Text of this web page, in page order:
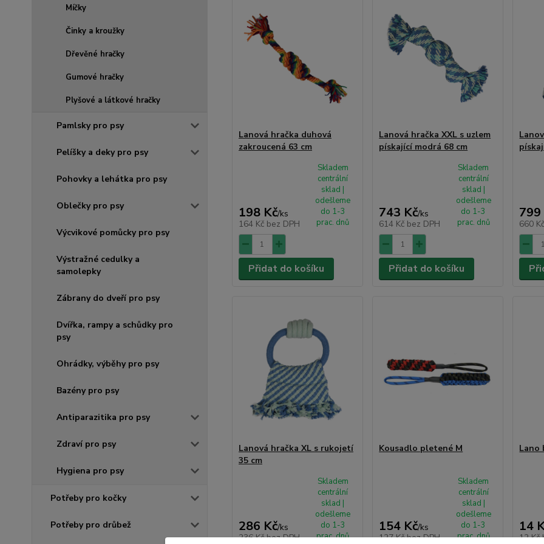
Míčky
Činky a kroužky
Dřevěné hračky
Gumové hračky
Plyšové a látkové hračky
Pamlsky pro psy
Pelíšky a deky pro psy
Pohovky a lehátka pro psy
Oblečky pro psy
Výcvikové pomůcky pro psy
Výstražné cedulky a
samolepky
Zábrany do dveří pro psy
Dvířka, rampy a schůdky pro
psy
Ohrádky, výběhy pro psy
Bazény pro psy
Antiparazitika pro psy
Zdraví pro psy
Hygiena pro psy
Potřeby pro kočky
Potřeby pro drůbež
Lanová hračka duhová
zakroucená 63 cm
198 Kč/ks
164 Kč bez DPH
Skladem
centrální
sklad |
odešleme
do 1-3
prac. dnů
Přidat do košíku
Lanová hračka XXL s uzlem
pískající modrá 68 cm
743 Kč/ks
614 Kč bez DPH
Skladem
centrální
sklad |
odešleme
do 1-3
prac. dnů
Přidat do košíku
799
660 Kč
Lanová hračka XL s rukojetí
35 cm
286 Kč/ks
236 Kčbez DPH
Skladem
centrální
sklad |
odešleme
do 1-3
prac. dnů
Kousadlo pletené M
154 Kč/ks
127 Kčbez DPH
Skladem
centrální
sklad |
odešleme
do 1-3
prac. dnů
Lano
14
12 Kč